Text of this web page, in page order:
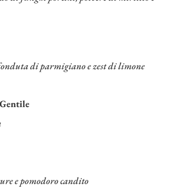
di parmigiano e zest di limone
e pomodoro candito